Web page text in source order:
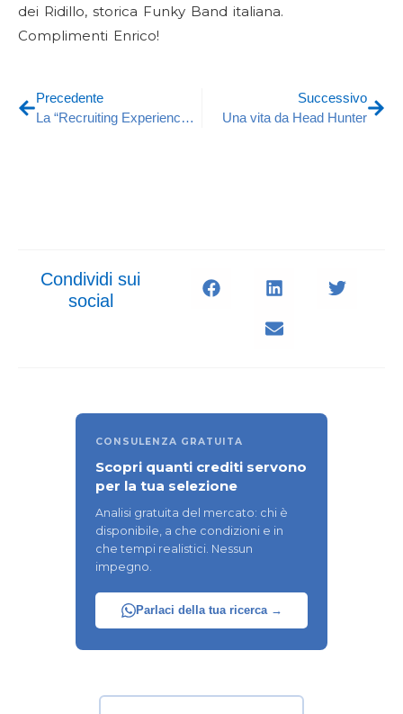
dei Ridillo, storica Funky Band italiana.
Complimenti Enrico!
Precedente
La “Recruiting Experience” per il Retail con Ricercamy
Successivo
Una vita da Head Hunter
Condividi sui
social
CONSULENZA GRATUITA
Scopri quanti crediti servono
per la tua selezione
Analisi gratuita del mercato: chi è
disponibile, a che condizioni e in
che tempi realistici. Nessun
impegno.
Parlaci della tua ricerca →